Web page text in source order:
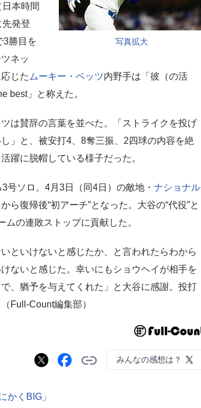
写真拡大
本時間
先発登
3勝目を
ネッ
じた ムーキー・ベッツ内野手は「彼（の活
best」と称えた。
は賛辞の言葉を並べた。「ストライクを投げ
」と、被安打4、8奪三振、2四球の内容を絶
躍に脱帽している様子だった。
ソロ。4月3日（同4日）の敵地・ ナショナル
ら復帰後“初アーチ”となった。大谷の“代役”と
の連敗ストップに貢献した。
といけないと感じたか、と言われたらわから
ないと感じた。幸いにもショウヘイが相手を
、猶予を与えてくれた」と大谷に感謝。投打
Full-Count編集部）
みんなの感想は？
かくBIG」